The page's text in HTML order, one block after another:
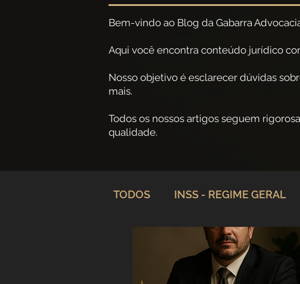
Bem-vindo ao Blog da Gabarra
Aqui você encontra conteúdo jurídico
Nosso objetivo é esclarecer dúvidas
mais.
Todos os nossos artigos seguem
qualidade.
TODOS INSS - REGIME GERAL
Planejamento Previdenciário